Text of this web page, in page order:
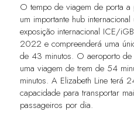
O tempo de viagem de porta a
um importante hub
exposição internacional ICE/
2022 e compreenderá uma
de 43 minutos. O aeroporto de
uma viagem de trem de 54
minutos. A Elizabeth Line terá
capacidade para transportar
passageiros por dia.